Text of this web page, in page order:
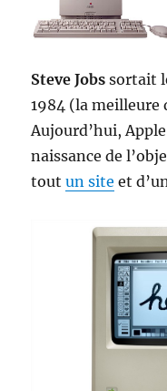
Steve Jobssortait
1984 (la meilleure
Aujourd’hui,
naissance de
toutun site et